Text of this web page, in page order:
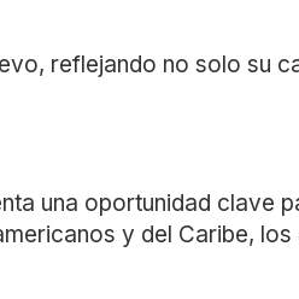
reflejando no solo su
una oportunidad clave
y del Caribe,